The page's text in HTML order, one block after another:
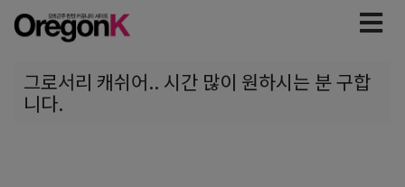
그로서리 캐쉬어.. 시간 많이 원하시는 분 구합
니다.